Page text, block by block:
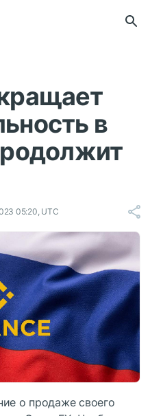
в
05:20, UTC
о продаже своего